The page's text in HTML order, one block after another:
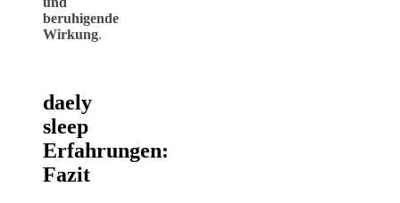
beruhigende
Wirkung.
daely
sleep
Erfahrungen:
Fazit